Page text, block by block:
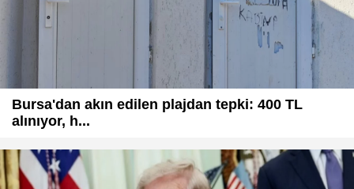
Bursa'dan akın edilen plajdan tepki: 400 TL
alınıyor, h...